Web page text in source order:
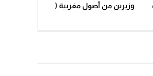
وزيرين من أصول مغربية (